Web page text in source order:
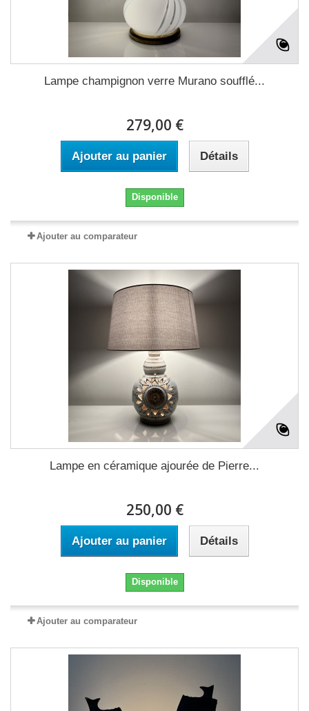
Lampe champignon verre Murano soufflé...
279,00 €
Ajouter au panier Détails
Disponible
Ajouter au comparateur
Lampe en céramique ajourée de Pierre...
250,00 €
Ajouter au panier Détails
Disponible
Ajouter au comparateur